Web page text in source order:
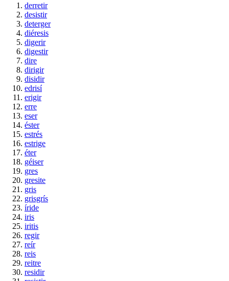
derretir
desistir
deterger
diéresis
digerir
digestir
dire
dirigir
disidir
edrisí
erigir
erre
eser
éster
estrés
estrige
éter
géiser
gres
gresite
gris
grisgrís
íride
iris
iritis
regir
reír
reis
reitre
residir